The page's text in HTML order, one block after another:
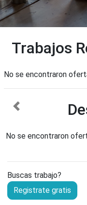
Trabajos
No se encontraron
anterior
No se encontraron
Buscas trabajo?
Registrate gratis